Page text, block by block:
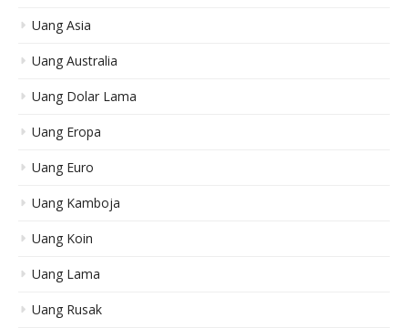
Uang Asia
Uang Australia
Uang Dolar Lama
Uang Eropa
Uang Euro
Uang Kamboja
Uang Koin
Uang Lama
Uang Rusak